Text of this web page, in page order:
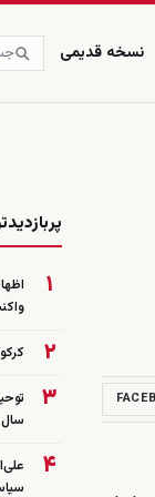
نسخه قدیمی
۱
۲
۳
۴